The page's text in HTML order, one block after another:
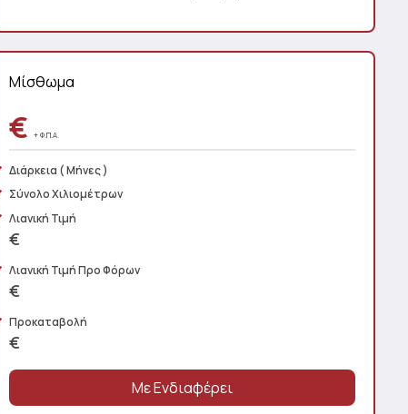
Μίσθωμα
€+ Φ.Π.Α.
Διάρκεια ( Μήνες )
Σύνολο Χιλιομέτρων
Λιανική Τιμή
€
Λιανική Τιμή Προ Φόρων
€
Προκαταβολή
€